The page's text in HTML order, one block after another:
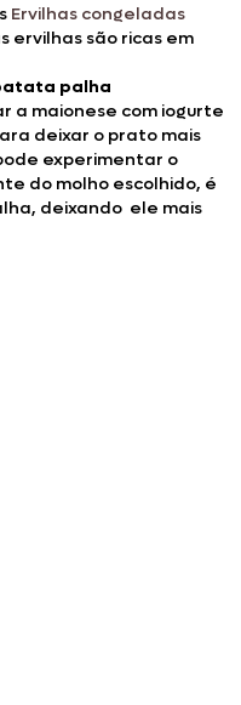
Ervilhas congeladas
ervilhas são ricas em
palha
a maionese com iogurte
deixar o prato mais
experimentar o
do molho escolhido, é
deixando ele mais